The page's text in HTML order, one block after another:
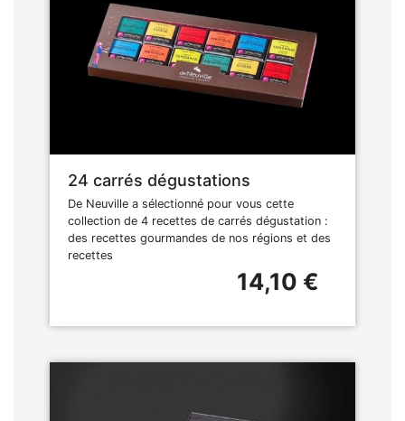
24 carrés dégustations
De Neuville a sélectionné pour vous cette
collection de 4 recettes de carrés dégustation :
des recettes gourmandes de nos régions et des
recettes
14,10 €